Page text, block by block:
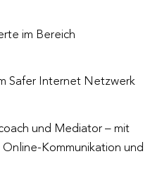
im Bereich
Safer Internet Netzwerk
und Mediator – mit
Kommunikation und